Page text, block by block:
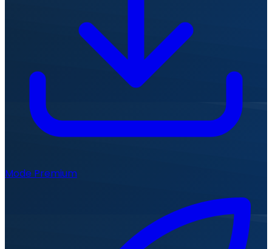
Mode Premium